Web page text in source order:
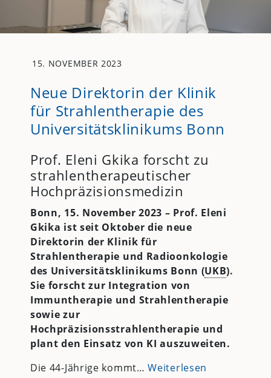
15. NOVEMBER 2023
Neue Direktorin der Klinik
für Strahlentherapie des
Universitätsklinikums Bonn
Prof. Eleni Gkika forscht zu
strahlentherapeutischer
Hochpräzisionsmedizin
Bonn, 15. November 2023 – Prof. Eleni
Gkika ist seit Oktober die neue
Direktorin der Klinik für
Strahlentherapie und Radioonkologie
des Universitätsklinikums Bonn (UKB).
Sie forscht zur Integration von
Immuntherapie und Strahlentherapie
sowie zur
Hochpräzisionsstrahlentherapie und
plant den Einsatz von KI auszuweiten.
Die 44-Jährige kommt…Weiterlesen